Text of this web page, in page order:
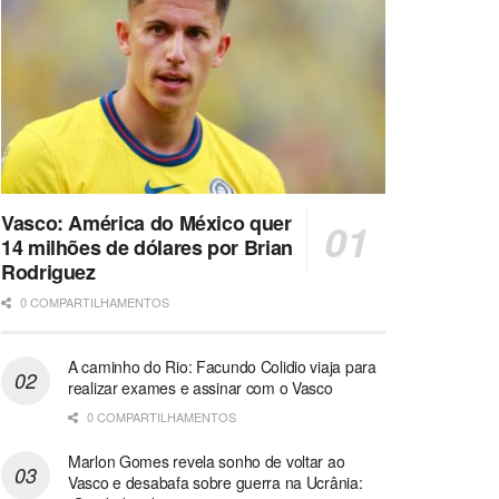
Vasco: América do México quer
14 milhões de dólares por Brian
Rodriguez
0 COMPARTILHAMENTOS
A caminho do Rio: Facundo Colidio viaja para
realizar exames e assinar com o Vasco
0 COMPARTILHAMENTOS
Marlon Gomes revela sonho de voltar ao
Vasco e desabafa sobre guerra na Ucrânia: